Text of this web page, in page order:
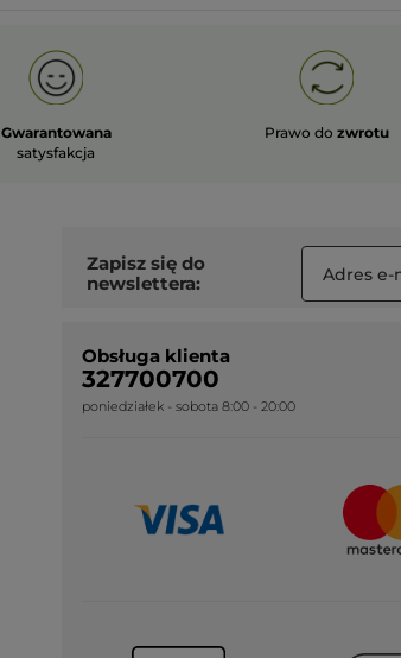
Gwarantowana
satysfakcja
Prawo do zwrotu
Zapisz się do
newslettera:
Obsługa klienta
327700700
poniedziałek - sobota 8:00 - 20:00